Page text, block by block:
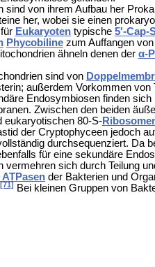
sind von ihrem Aufbau her
her, wobei sie einen
Eukaryotentypische 5'-Cap-
Phycobilinezum Auffangen von
ähneln denen der α-
sind von
außerdem Vorkommen
Endosymbiosen finden sich
Zwischen den beiden
eukaryotischen 80-S-
der Cryptophyceen jedoch
durchsequenziert. Da
für eine sekundäre
vermehren sich durch Teilung
der Bakterien und
[71] Bei kleinen Gruppen von